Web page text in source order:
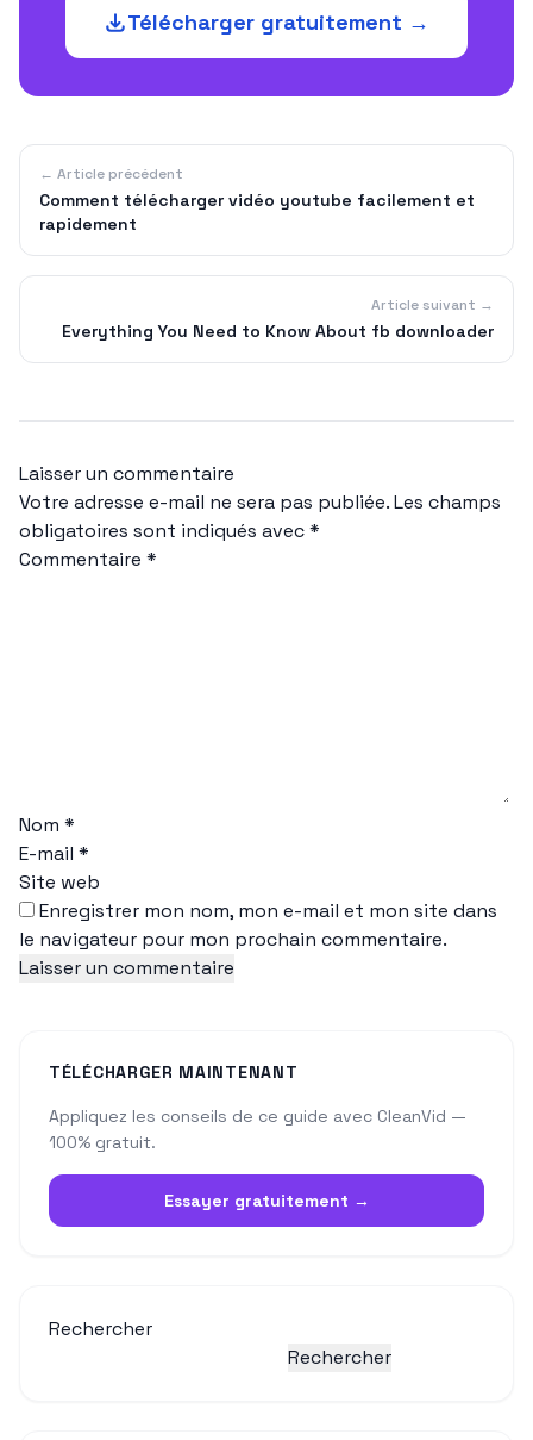
Télécharger gratuitement →
← Article précédent
Comment télécharger vidéo youtube facilement et
rapidement
Article suivant →
Everything You Need to Know About fb downloader
Laisser un commentaire
Votre adresse e-mail ne sera pas publiée.Les champs
obligatoires sont indiqués avec*
Commentaire *
Nom *
E-mail *
Site web
Enregistrer mon nom, mon e-mail et mon site dans
le navigateur pour mon prochain commentaire.
TÉLÉCHARGER MAINTENANT
Appliquez les conseils de ce guide avec CleanVid —
100% gratuit.
Essayer gratuitement →
Rechercher
Rechercher